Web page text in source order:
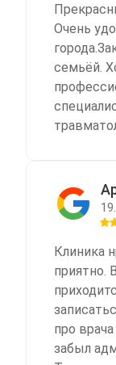
шоке.
очень
хамства
Очень
семьёй.
Клиника
приятно.
про
забыл